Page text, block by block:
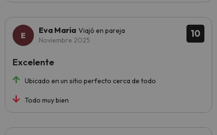
10
Eva Maria Viajó en pareja
Noviembre 2025
Ubicado en un sitio perfecto cerca de todo
Todo muy bien
Excelente